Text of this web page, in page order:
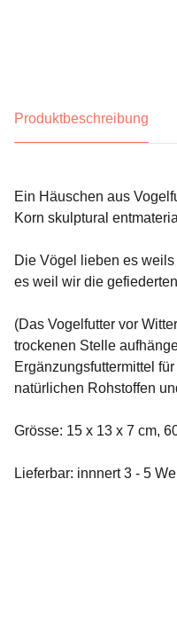
Produktbeschreibung
Ein Häuschen aus
Korn skulptural
Die Vögel lieben es
es weil wir die
(Das Vogelfutter vor
trockenen Stelle
Ergänzungsfuttermittel
natürlichen Rohstoffen
Grösse: 15 x 13 x 7 cm,
Lieferbar: innnert 3 - 5